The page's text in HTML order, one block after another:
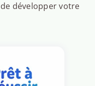
développer votre